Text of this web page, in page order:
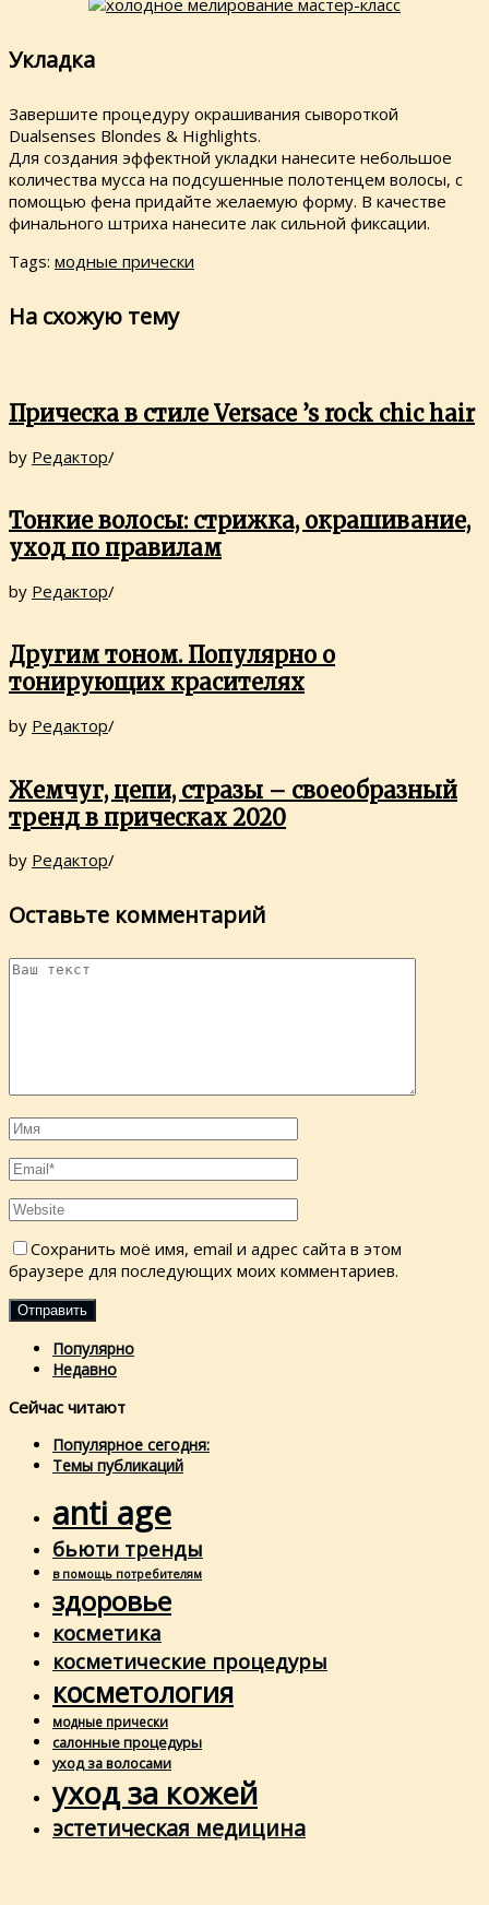
Укладка
Завершите процедуру окрашивания сывороткой
Dualsenses Blondes & Highlights.
Для создания эффектной укладки нанесите небольшое
количества мусса на подсушенные полотенцем волосы, с
помощью фена придайте желаемую форму. В качестве
финального штриха нанесите лак сильной фиксации.
Tags: модные прически
На схожую тему
Прическа в стиле Versace ’s rock chic hair
by Редактор/
Тонкие волосы: стрижка, окрашивание,
уход по правилам
by Редактор/
Другим тоном. Популярно о
тонирующих красителях
by Редактор/
Жемчуг, цепи, стразы – своеобразный
тренд в прическах 2020
by Редактор/
Оставьте комментарий
Сохранить моё имя, email и адрес сайта в этом
браузере для последующих моих комментариев.
Популярно
Недавно
Сейчас читают
Популярное сегодня:
Темы публикаций
anti age
бьюти тренды
в помощь потребителям
здоровье
косметика
косметические процедуры
косметология
модные прически
салонные процедуры
уход за волосами
уход за кожей
эстетическая медицина